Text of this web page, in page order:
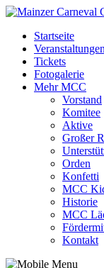
Startseite
Veranstaltungen
Tickets
Fotogalerie
Mehr MCC
Vorstand
Komitee
Aktive
Großer
Orden
Konfetti
MCC
Historie
MCC
Kontakt